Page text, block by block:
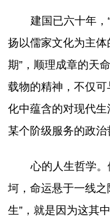
建国已六十年，
扬以儒家文化为主
期”，顺理成章的天
载物的精神，不仅
化中蕴含的对现代
某个阶级服务的政治
心的人生哲学
坷，命运悬于一线之
生”，就是因为这其